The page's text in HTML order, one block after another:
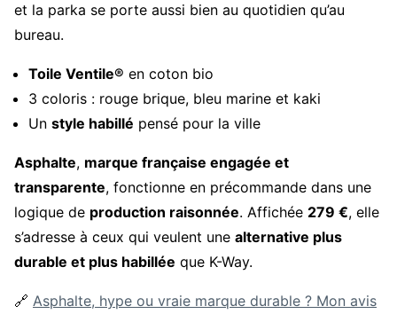
et la parka se porte aussi bien au quotidien qu’au
bureau.
Toile Ventile® en coton bio
3 coloris : rouge brique, bleu marine et kaki
Un style habillé pensé pour la ville
Asphalte, marque française engagée et
transparente, fonctionne en précommande dans une
logique de production raisonnée. Affichée 279 €, elle
s’adresse à ceux qui veulent une alternative plus
durable et plus habillée que K-Way.
🔗 Asphalte, hype ou vraie marque durable ? Mon avis